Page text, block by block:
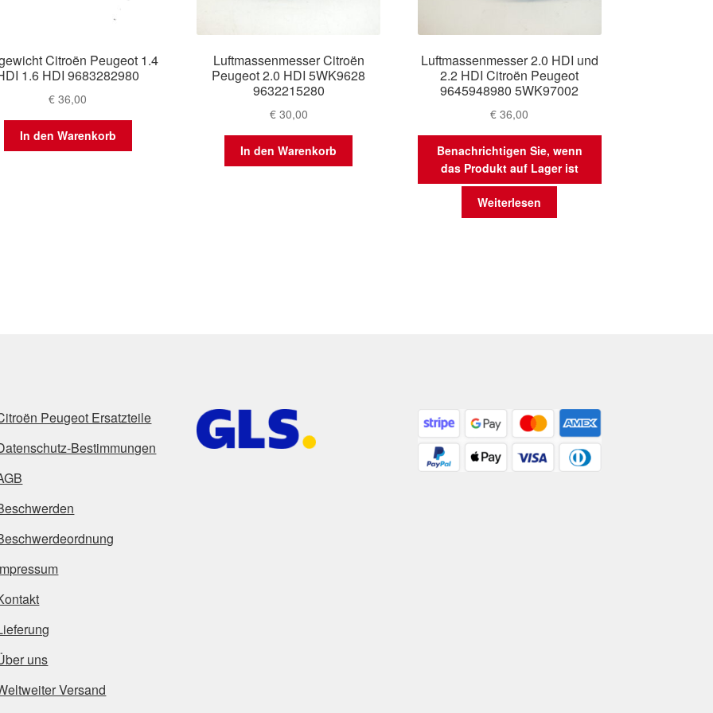
Citroën Peugeot 1.4
1.6 HDI 9683282980
€ 36,00
In den Warenkorb
Luftmassenmesser Citroën
Peugeot 2.0 HDI 5WK9628
9632215280
€30,00
In den Warenkorb
Luftmassenmesser 2.0 HDI und
2.2 HDI Citroën Peugeot
9645948980 5WK97002
€ 36,00
Benachrichtigen Sie, wenn
das Produkt auf Lager ist
Weiterlesen
Peugeot Ersatzteile
Bestimmungen
uns
Versand